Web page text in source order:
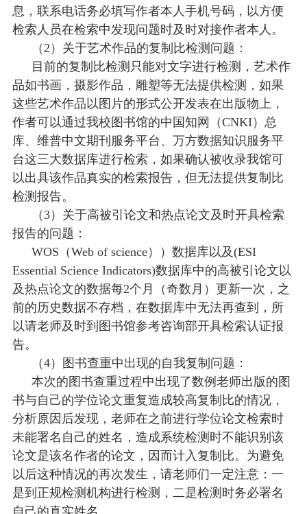
息，联系电话务必填写作者本人手机号码，以方便
检索人员在检索中发现问题时及时对接作者本人。
（ 2）关于艺术作品的复制比检测问题：
目前的复制比检测只能对文字进行检测，艺术作
品如书画，摄影作品，雕塑等无法提供检测，如果
这些艺术作品以图片的形式公开发表在出版物上，
作者可以通过我校图书馆的中国知网（CNKI）总
库、维普中文期刊服务平台、万方数据知识服务平
台这三大数据库进行检索，如果确认被收录我馆可
以出具该作品真实的检索报告，但无法提供复制比
检测报告。
（3）关于高被引论文和热点论文及时开具检索
报告的问题：
WOS（Web of science））数据库以及(ESI
Essential Science Indicators)数据库中的高被引论文以
及热点论文的数据每2个月（奇数月）更新一次，之
前的历史数据不存档，在数据库中无法再查到，所
以请老师及时到图书馆参考咨询部开具检索认证报
告。
（4）图书查重中出现的自我复制问题：
本次的图书查重过程中出现了数例老师出版的图
书与自己的学位论文重复造成较高复制比的情况，
分析原因后发现，老师在之前进行学位论文检索时
未能署名自己的姓名，造成系统检测时不能识别该
论文是该名作者的论文，因而计入复制比。为避免
以后这种情况的再次发生，请老师们一定注意：一
是到正规检测机构进行检测，二是检测时务必署名
自己的真实姓名。